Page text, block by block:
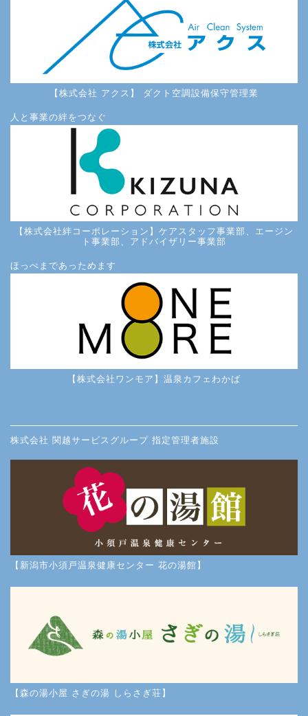
【株式会社 アクス】 ダクト空調設備保守管理業
人と事業の絆をつなぐ
【株式会社絆コーポレーション】ケアスタッフ事業部、エージン
ト事業部、アドバイザリー事業部
ほっぺまであっためます
【株式会社ワンモア】温泉カフェわかば
株式会社 関越サービスグループ 指定管理者施設
【新潟市小須戸温泉健康センター 花の湯館】
【森の湯小屋 さぎの湯 しらさぎ荘】